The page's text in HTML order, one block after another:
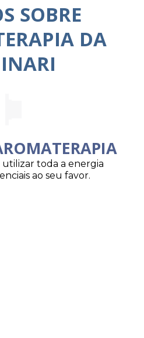
SOBRE
DA
toda a energia
ao seu favor.